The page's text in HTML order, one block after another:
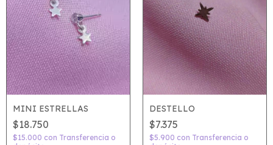
MINI ESTRELLAS
$18.750
$15.000 con Transferencia o
DESTELLO
$7.375
$5.900 con Transferencia o